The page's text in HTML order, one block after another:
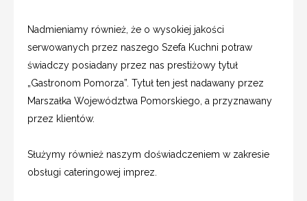
Nadmieniamy również, że o wysokiej jakości
serwowanych przez naszego Szefa Kuchni potraw
świadczy posiadany przez nas prestiżowy tytuł
„Gastronom Pomorza”. Tytuł ten jest nadawany przez
Marszałka Województwa Pomorskiego, a przyznawany
przez klientów.
Służymy również naszym doświadczeniem w zakresie
obsługi cateringowej imprez.